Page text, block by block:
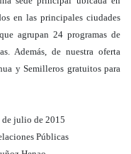
en las principales ciudades
agrupan 24 programas de
Además, de nuestra oferta
y Semilleros gratuitos para
de julio de 2015
Públicas